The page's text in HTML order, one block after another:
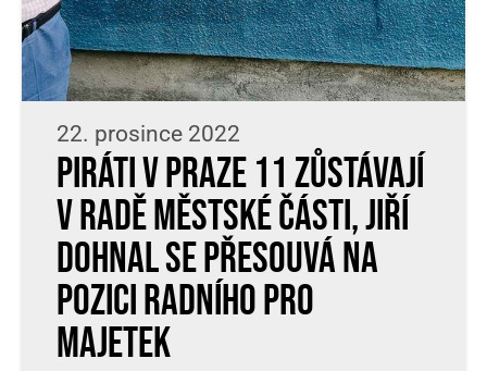
22. prosince 2022
Piráti v Praze 11 zůstávají
v radě městské části, Jiří
Dohnal se přesouvá na
pozici radního pro
majetek